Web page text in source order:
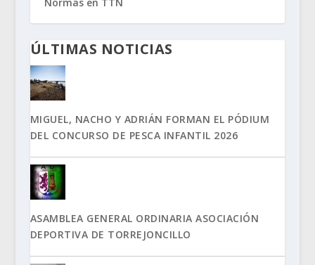
Normas en TTN
ÚLTIMAS NOTICIAS
MIGUEL, NACHO Y ADRIÁN FORMAN EL PÓDIUM
DEL CONCURSO DE PESCA INFANTIL 2026
ASAMBLEA GENERAL ORDINARIA ASOCIACIÓN
DEPORTIVA DE TORREJONCILLO